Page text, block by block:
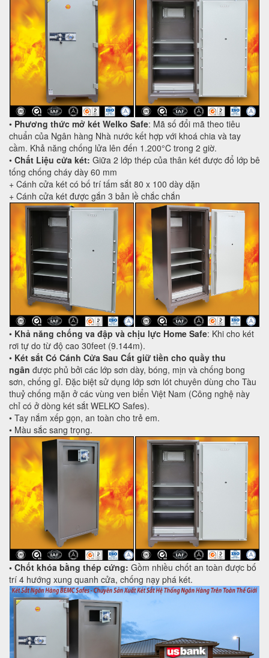
• Phương thức mở két Welko Safe: Mã số đổi mã theo tiêu
chuẩn của Ngân hàng Nhà nước kết hợp với khoá chia và tay
cầm. Khả năng chống lửa lên đến 1.200°C trong 2 giờ.
• Chất Liệu cửa két: Giữa 2 lớp thép của thân két được đổ lớp bê
tống chống cháy dày 60 mm
+ Cánh cửa két có bố trí tấm sắt 80 x 100 dày dặn
+ Cánh cửa két được gắn 3 bản lề chắc chắn
• Khả năng chống va đập và chịu lực Home Safe: Khi cho két
rơi tự do từ độ cao 30feet (9.144m).
• Két sắt Có Cánh Cửa Sau Cất giữ tiền cho quầy thu
ngân được phủ bởi các lớp sơn dày, bóng, mịn và chống bong
sơn, chống gỉ. Đặc biệt sử dụng lớp sơn lót chuyên dùng cho Tàu
thuỷ chống mặn ở các vùng ven biển Việt Nam (Công nghệ này
chỉ có ở dòng két sắt WELKO Safes).
• Tay nắm xếp gọn, an toàn cho trẻ em.
• Màu sắc sang trọng.
• Chốt khóa bằng thép cứng: Gồm nhiều chốt an toàn được bố
trí 4 hướng xung quanh cửa, chống nạy phá két.